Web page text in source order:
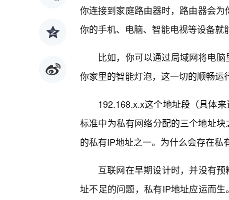
你连接到家庭路由器时，路由器会
你的手机、电脑、智能电视等设备就
比如，你可以通过局域网将电
你家里的智能灯泡，这一切的顺畅运
192.168.x.x这个地址段（具体
标准中为私有网络分配的三个地址
的私有IP地址之一。为什么会存在私
互联网在早期设计时，并没有
址不足的问题，私有IP地址应运而